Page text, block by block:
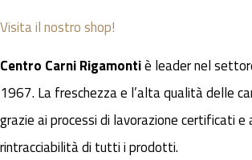
Visita il nostro shop!
Centro Carni Rigamontiè leader nel
1967. La freschezza e l’alta qualità delle
grazie ai processi di lavorazione certificati e
rintracciabilità di tutti i prodotti.